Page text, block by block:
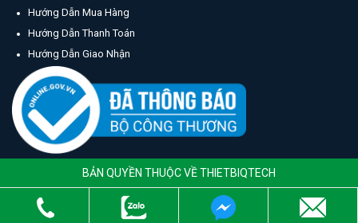
Hướng Dẫn Mua Hàng
Hướng Dẫn Thanh Toán
Hướng Dẫn Giao Nhận
BẢN QUYỀN THUỘC VỀ THIETBIQTECH